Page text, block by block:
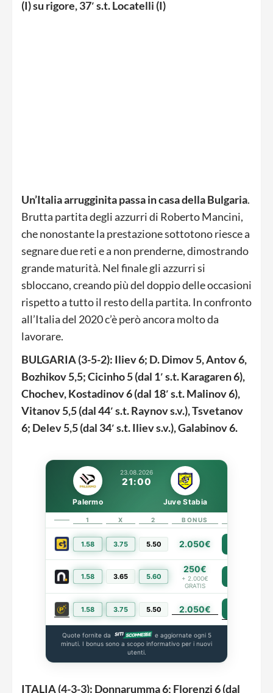
(I) su rigore, 37′ s.t. Locatelli (I)
Un’Italia arrugginita passa in casa della Bulgaria.
Brutta partita degli azzurri di Roberto Mancini,
che nonostante la prestazione sottotono riesce a
segnare due reti e a non prenderne, dimostrando
grande maturità. Nel finale gli azzurri si
sbloccano, creando più del doppio delle occasioni
rispetto a tutto il resto della partita. In confronto
all’Italia del 2020 c’è però ancora molto da
lavorare.
BULGARIA (3-5-2): Iliev 6; D. Dimov 5, Antov 6,
Bozhikov 5,5; Cicinho 5 (dal 1′ s.t. Karagaren 6),
Chochev, Kostadinov 6 (dal 18′ s.t. Malinov 6),
Vitanov 5,5 (dal 44′ s.t. Raynov s.v.), Tsvetanov
6; Delev 5,5 (dal 34′ s.t. Iliev s.v.), Galabinov 6.
23.08.2026
21:00
Palermo Juve Stabia
1 X 2 BONUS
1.58 3.75 5.50 2.050€
1.58 3.65 5.60
250€
+ 2.000€
GRATIS
1.58 3.75 5.50 2.050€
Quote fornite da
e aggiornate ogni 5
minuti. I bonus sono a scopo informativo per i nuovi
utenti.
ITALIA (4-3-3): Donnarumma 6; Florenzi 6 (dal